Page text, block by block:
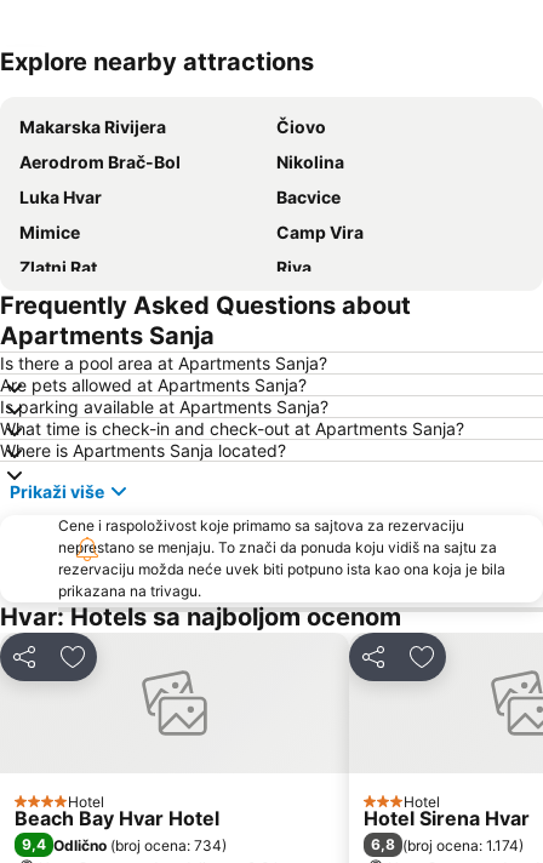
Explore nearby attractions
Makarska Rivijera
Čiovo
Aerodrom Brač-Bol
Nikolina
Luka Hvar
Bacvice
Mimice
Camp Vira
Zlatni Rat
Riva
Vrboska
Duga Uvala
Pakleni Otoci
Port of Split
Stobreč
Srebrna Vrata
Romanski grad Trogir
Grada Trogira
Zračna Luka Split
Donja Luka
Frequently Asked Questions about
Apartments Sanja
Is there a pool area at Apartments Sanja?
Are pets allowed at Apartments Sanja?
Is parking available at Apartments Sanja?
What time is check-in and check-out at Apartments Sanja?
Where is Apartments Sanja located?
Prikaži više
Cene i raspoloživost koje primamo sa sajtova za rezervaciju
neprestano se menjaju. To znači da ponuda koju vidiš na sajtu za
rezervaciju možda neće uvek biti potpuno ista kao ona koja je bila
prikazana na trivagu.
Hvar: Hotels sa najboljom ocenom
Deli Dodati u favorite
4 Zvezdice
Hotel
Beach Bay Hvar Hotel
9,4 Odlično (broj ocena: 734)
Deli Dodati u
3 Zvezdice
Hotel
Hotel Sirena Hvar
6,8 (broj ocena: 1.174)